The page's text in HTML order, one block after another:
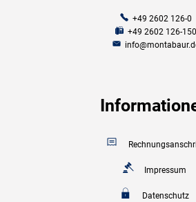
+49 2602 126-0
+49 2602 126-150
Impressum
Datenschutz